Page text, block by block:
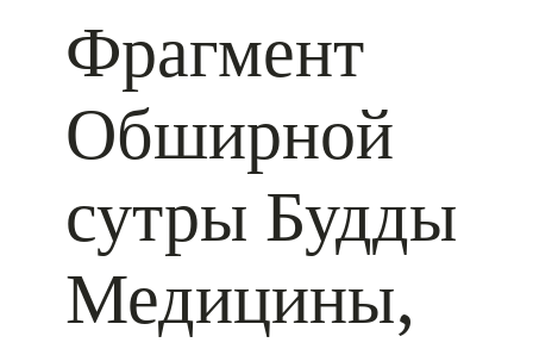
Фрагмент
Обширной
сутры Будды
Медицины,